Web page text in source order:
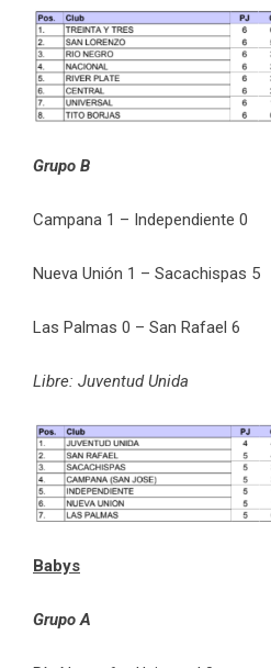
Grupo B
Campana 1 – Independiente 0
Nueva Unión 1 – Sacachispas 5
Las Palmas 0 – San Rafael 6
Libre: Juventud Unida
Babys
Grupo A